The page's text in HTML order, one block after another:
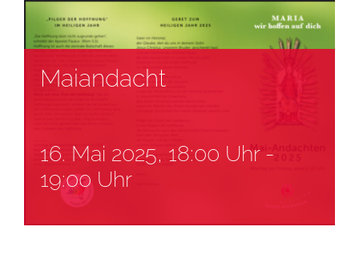
Maiandacht
16. Mai 2025, 18:00 Uhr-
19:00 Uhr